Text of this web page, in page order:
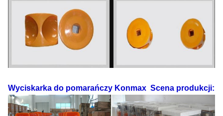
Wyciskarka do pomarańczy Konmax Scena produkcji: